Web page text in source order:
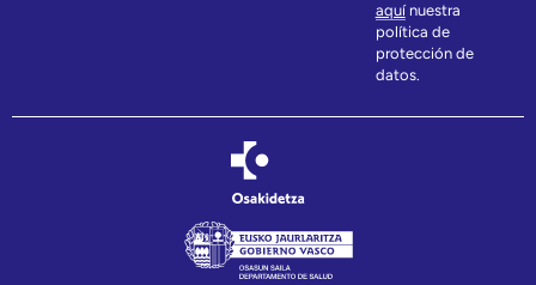
aquínuestra
política de
protección de
datos.